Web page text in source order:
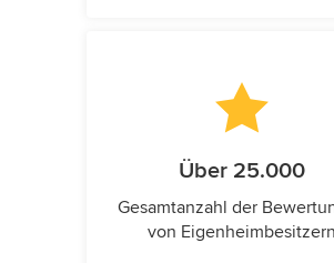
Über 25.000
Gesamtanzahl der
von Eigenheimbesitzern